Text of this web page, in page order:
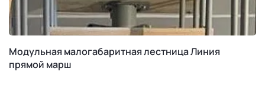
Модульная малогабаритная лестница Линия
прямой марш